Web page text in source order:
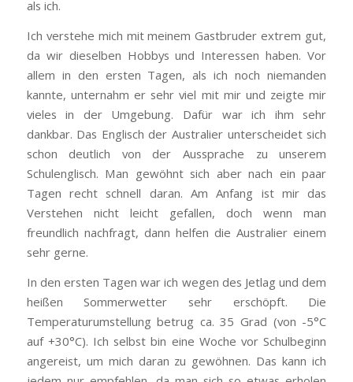
als ich.
Ich verstehe mich mit meinem Gastbruder extrem gut,
da wir dieselben Hobbys und Interessen haben. Vor
allem in den ersten Tagen, als ich noch niemanden
kannte, unternahm er sehr viel mit mir und zeigte mir
vieles in der Umgebung. Dafür war ich ihm sehr
dankbar. Das Englisch der Australier unterscheidet sich
schon deutlich von der Aussprache zu unserem
Schulenglisch. Man gewöhnt sich aber nach ein paar
Tagen recht schnell daran. Am Anfang ist mir das
Verstehen nicht leicht gefallen, doch wenn man
freundlich nachfragt, dann helfen die Australier einem
sehr gerne.
In den ersten Tagen war ich wegen des Jetlag und dem
heißen Sommerwetter sehr erschöpft. Die
Temperaturumstellung betrug ca. 35 Grad (von -5°C
auf +30°C). Ich selbst bin eine Woche vor Schulbeginn
angereist, um mich daran zu gewöhnen. Das kann ich